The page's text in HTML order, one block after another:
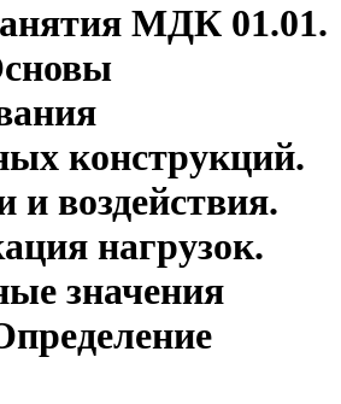
МДК 01.01.
конструкций.
и воздействия.
нагрузок.
значения